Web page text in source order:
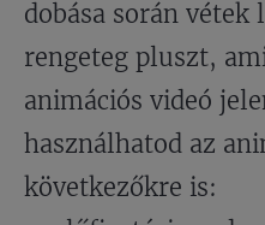
dobása során
rengeteg pluszt,
animációs videó
használhatod az
következőkre is: